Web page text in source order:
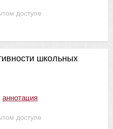
доступе
доступе
школьных
аннотация